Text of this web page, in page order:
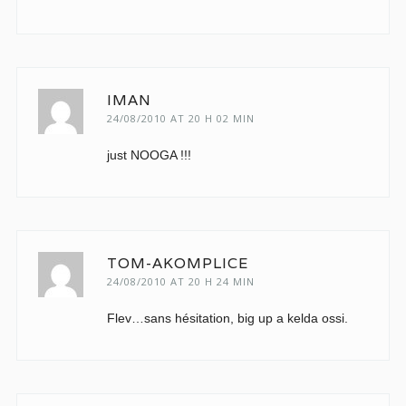
IMAN
24/08/2010 AT 20 H 02 MIN
just NOOGA !!!
TOM-AKOMPLICE
24/08/2010 AT 20 H 24 MIN
Flev…sans hésitation, big up a kelda ossi.